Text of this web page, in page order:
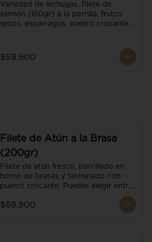
Variedad de lechugas, filete de
salmón (160gr) a la parrilla, frutos
secos, espárragos, puerro crocante,
$59.900
Filete de Atún a la Brasa
(200gr)
Filete de atún fresco, parrillado en
horno de brasas y terminado con
puerro crocante. Puedes elegir entre
$69.900